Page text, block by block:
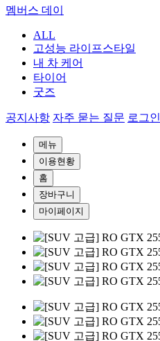
멤버스 데이
ALL
고성능 라이프스타일
내 차 케어
타이어
굿즈
공지사항 자주 묻는 질문 로그인
메뉴
이용현황
홈
장바구니
마이페이지